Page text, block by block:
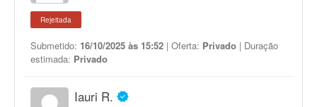
Rejeitada
Submetido: 16/10/2025 às 15:52 | Oferta: Privado | Duração
estimada: Privado
Iauri R.